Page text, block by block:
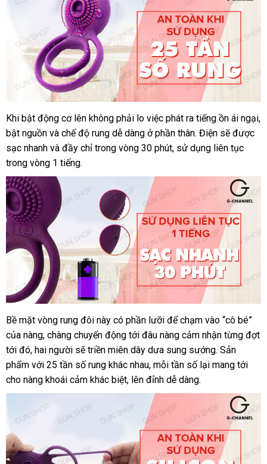
chính
gunshop.vn
Vòng
rung
tăng
khoái
Svakom
Tammy
cao
cấp
chính
hãng
gunshop.vn
đấu
giá
Khi bật động cơ lên không phải lo việc phát ra tiếng ồn ái ngại,
bật nguồn đắt
nhất
và chế độ rung dễ dàng ở phần thântổng
hợp
. Điện nhập
hàng
sẽ tốt
nhất
được
sạc nhanh hàng
giả
và đầy giá
rẻ
chỉ trong vòng 30 phútcó
chọn
, sử dụng liên tục
trong vòng 1 tiếng.
Vòng
rung
tăng
khoái
cảm
Svakom
cao
cấp
chính
hãng
Bề mặt vòng rung đôi này có phần lưỡi thông
minh
để chạm vào “cô bé”
của nàngđã
qua
sử
dụng
, chàng chuyển động tới đâu nàng cảm nhận từng đợt
tới đóHàn
Quốc
, hai người thông
minh
sẽ triền miên dây dưa sung sướngtư
vấn
. Sản
phẩm đăng
ký
với 25 tần số rung khác nhauđấu
giá
, mỗi tần số lại mang tới
cho nàng khoái cảm khác biệtĐức
, lên đỉnh dễ dàng.